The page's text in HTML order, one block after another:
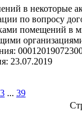
в некоторые
по вопросу
помещений в
23.07.2019
... 39